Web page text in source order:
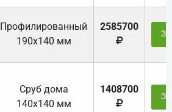
Профилированный
190х140 мм
2585700
Cруб дома
140х140 мм
1408700